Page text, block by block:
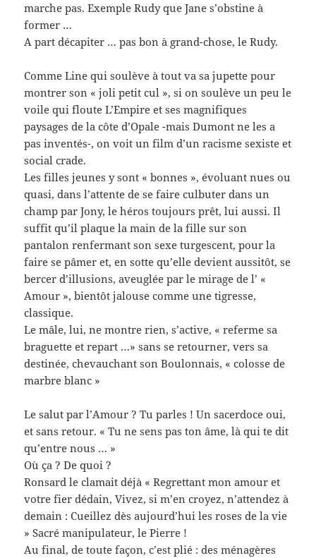
marche pas. Exemple Rudy que Jane s’obstine à
former …
A part décapiter … pas bon à grand-chose, le Rudy.
Comme Line qui soulève à tout va sa jupette pour
montrer son « joli petit cul », si on soulève un peu le
voile qui floute L’Empire et ses magnifiques
paysages de la côte d’Opale -mais Dumont ne les a
pas inventés-, on voit un film d’un racisme sexiste et
social crade.
Les filles jeunes y sont « bonnes », évoluant nues ou
quasi, dans l’attente de se faire culbuter dans un
champ par Jony, le héros toujours prêt, lui aussi. Il
suffit qu’il plaque la main de la fille sur son
pantalon renfermant son sexe turgescent, pour la
faire se pâmer et, en sotte qu’elle devient aussitôt, se
bercer d’illusions, aveuglée par le mirage de l’ «
Amour », bientôt jalouse comme une tigresse,
classique.
Le mâle, lui, ne montre rien, s’active, « referme sa
braguette et repart …» sans se retourner, vers sa
destinée, chevauchant son Boulonnais, « colosse de
marbre blanc »
Le salut par l’Amour ? Tu parles ! Un sacerdoce oui,
et sans retour. « Tu ne sens pas ton âme, là qui te dit
qu’entre nous … »
Où ça ? De quoi ?
Ronsard le clamait déjà « Regrettant mon amour et
votre fier dédain, Vivez, si m’en croyez, n’attendez à
demain : Cueillez dès aujourd’hui les roses de la vie
» Sacré manipulateur, le Pierre !
Au final, de toute façon, c’est plié : des ménagères